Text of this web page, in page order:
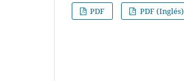
PDF
PDF (Inglés)